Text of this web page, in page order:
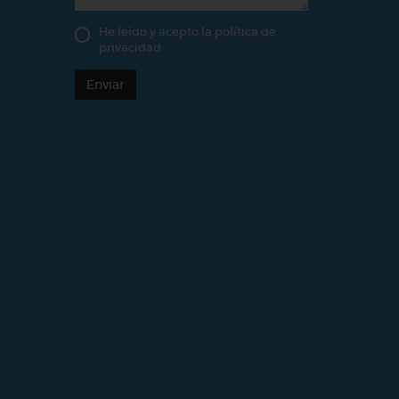
He leído y acepto la política de
privacidad
Enviar